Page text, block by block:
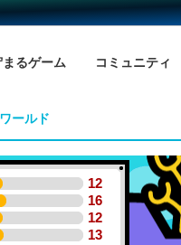
まるゲーム コミュニティ
ールド
12
16
12
13